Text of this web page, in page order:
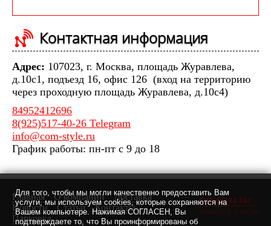
Для того, чтобы мы могли качественно предоставить Вам
услуги, мы используем cookies, которые сохраняются на
Вашем компьютере. Нажимая СОГЛАСЕН, Вы
подтверждаете то, что Вы проинформированы об
Контактная информация
Адрес: 107023, г. Москва, площадь Журавлева,
д.10с1, подъезд 16, офис 126 (вход на территорию
через проходную площадь Журавлева, д.10с4)
84952412696
8(925)517-40-26 Telegram
info@com-style.ru
График работы: пн-пт с 9 до 18
Главная О компании
Доставка
Новости
Статьи
Контакты
Парковка